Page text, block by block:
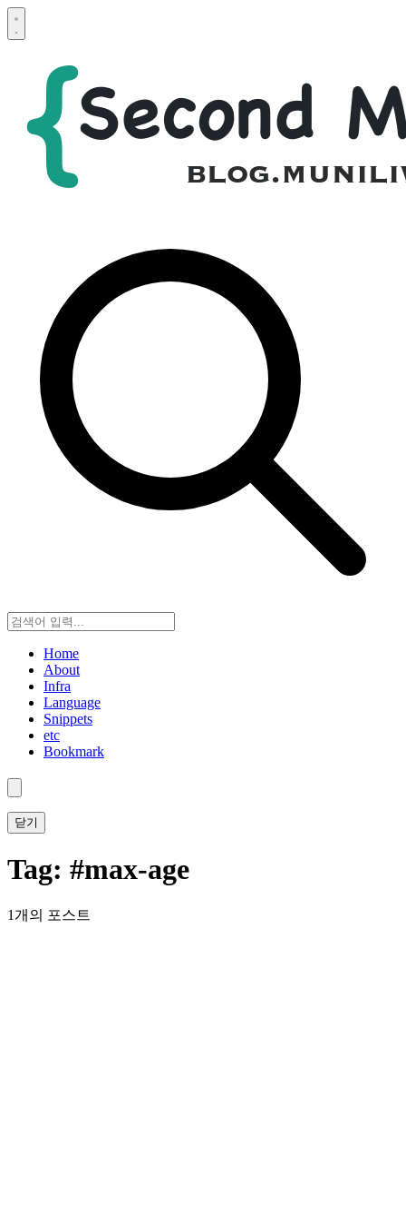
Home
About
Infra
Language
Snippets
etc
Bookmark
닫기
Tag: #max-age
1개의 포스트